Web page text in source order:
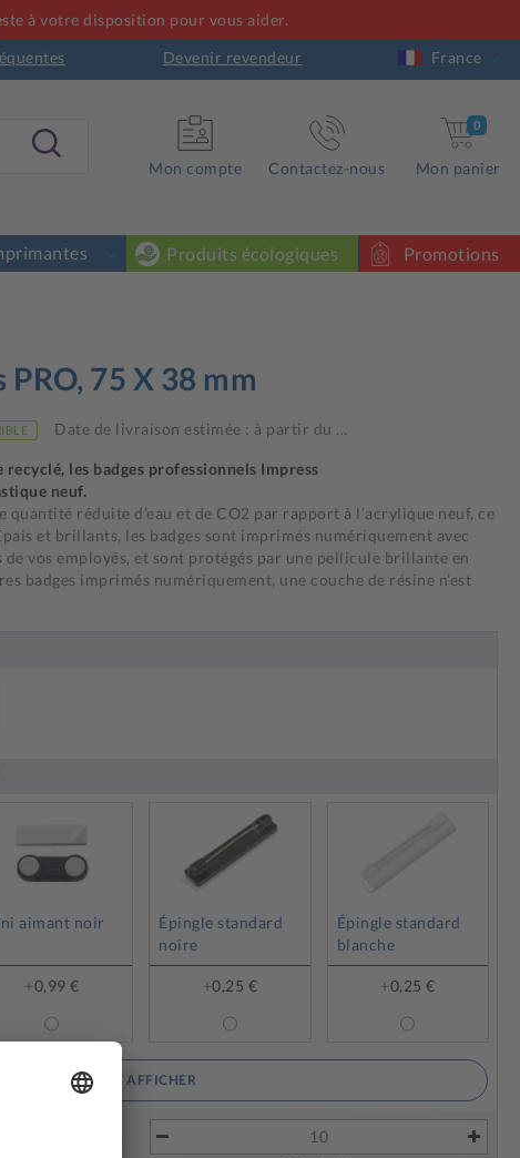
à votre disposition pour vous aider.
Devenir revendeur France
Mon compte Contactez-nous
0
Mon panier
Produits écologiques Promotions
75 X 38 mm
Date de livraison estimée : à partir du …
les badges professionnels Impress
neuf.
réduite d’eau et de CO2 par rapport à l’acrylique neuf, ce
et brillants, les badges sont imprimés numériquement avec
vos employés, et sont protégés par une pellicule brillante en
badges imprimés numériquement, une couche de résine n’est
aimant noir
+0,99 €
Épingle standard
noire
+0,25 €
Épingle standard
blanche
+0,25 €
TOUT AFFICHER